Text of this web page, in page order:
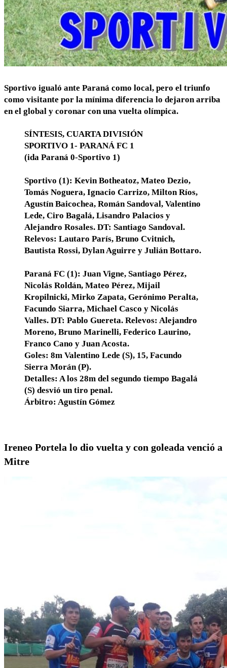
Sportivo igualó ante Paraná como local, pero el triunfo
como visitante por la mínima diferencia lo dejaron arriba
en el global y coronar con una vuelta olímpica.
SÍNTESIS, CUARTA DIVISIÓN
SPORTIVO 1- PARANÁ FC 1
(ida Paraná 0-Sportivo 1)
Sportivo (1): Kevin Botheatoz, Mateo Dezio,
Tomás Noguera, Ignacio Carrizo, Milton Ríos,
Agustín Baicochea, Román Sandoval, Valentino
Lede, Ciro Bagalá, Lisandro Palacios y
Alejandro Rosales. DT: Santiago Sandoval.
Relevos: Lautaro París, Bruno Cvitnich,
Bautista Rossi, Dylan Aguirre y Julián Bottaro.
Paraná FC (1): Juan Vigne, Santiago Pérez,
Nicolás Roldán, Mateo Pérez, Mijail
Kropilnicki, Mirko Zapata, Gerónimo Peralta,
Facundo Siarra, Michael Casco y Nicolás
Valles. DT: Pablo Guereta. Relevos: Alejandro
Moreno, Bruno Marinelli, Federico Laurino,
Franco Cano y Juan Acosta.
Goles: 8m Valentino Lede (S), 15, Facundo
Sierra Morán (P).
Detalles: A los 28m del segundo tiempo Bagalá
(S) desvió un tiro penal.
Árbitro: Agustín Gómez
Ireneo Portela lo dio vuelta y con goleada venció a
Mitre